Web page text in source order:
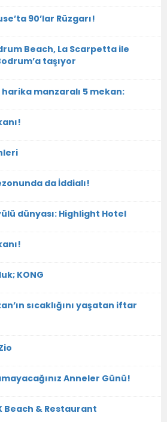
90’lar Rüzgarı!
Beach, La Scarpetta ile
taşıyor
manzaralı 5 mekan:
da İddialı!
dünyası: Highlight Hotel
KONG
sıcaklığını yaşatan iftar
Anneler Günü!
Beach & Restaurant